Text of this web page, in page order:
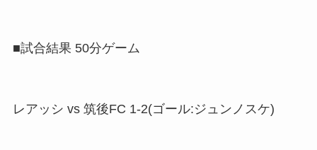
■試合結果 50分ゲーム
レアッシ vs 筑後FC 1-2(ゴール:ジュンノスケ)